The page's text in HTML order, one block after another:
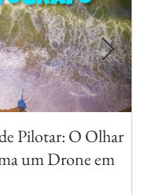
Pilotar: O Olhar
um Drone em